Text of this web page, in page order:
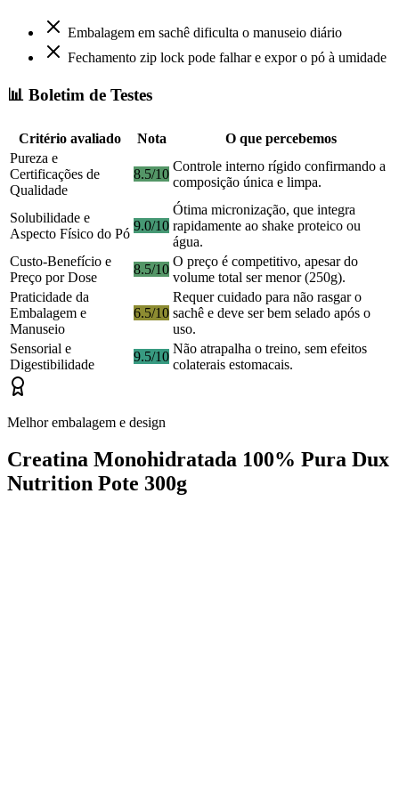
Embalagem em sachê dificulta o manuseio diário
Fechamento zip lock pode falhar e expor o pó à umidade
📊 Boletim de Testes
Critério avaliado Nota
O que percebemos
Pureza e
Certificações de
Qualidade
8.5/10
Controle interno rígido confirmando a
composição única e limpa.
Solubilidade e
Aspecto Físico do Pó
9.0/10
Ótima micronização, que integra
rapidamente ao shake proteico ou
água.
Custo-Benefício e
Preço por Dose
8.5/10
O preço é competitivo, apesar do
volume total ser menor (250g).
Praticidade da
Embalagem e
Manuseio
6.5/10
Requer cuidado para não rasgar o
sachê e deve ser bem selado após o
uso.
Sensorial e
Digestibilidade
9.5/10
Não atrapalha o treino, sem efeitos
colaterais estomacais.
Melhor embalagem e design
Creatina Monohidratada 100% Pura Dux
Nutrition Pote 300g